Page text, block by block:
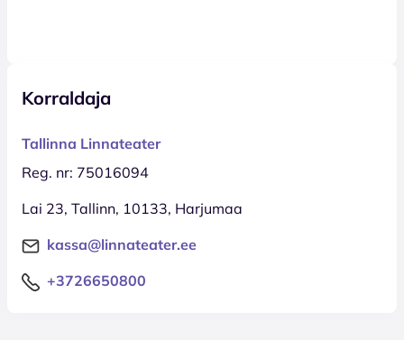
Korraldaja
Tallinna Linnateater
Reg. nr: 75016094
Lai 23, Tallinn, 10133, Harjumaa
kassa@linnateater.ee
+3726650800